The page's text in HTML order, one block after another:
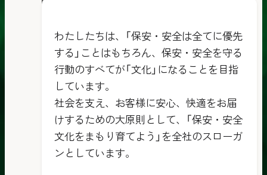
わたしたちは、「保安・安全は全てに優先
する」ことはもちろん、保安・安全を守る
行動のすべてが「文化」になることを目指
しています。
社会を支え、お客様に安心、快適をお届
けするための大原則として、「保安・安全
文化をまもり育てよう」を全社のスローガ
ンとしています。